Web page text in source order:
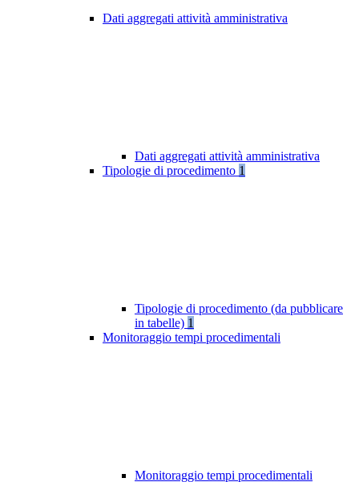
Dati aggregati attività amministrativa
Dati aggregati attività amministrativa
Tipologie di procedimento 1
Tipologie di procedimento (da pubblicare
in tabelle) 1
Monitoraggio tempi procedimentali
Monitoraggio tempi procedimentali